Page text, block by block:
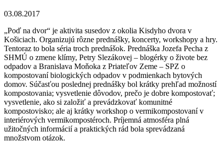
03.08.2017
„Poď na dvor“ je aktivita susedov z okolia Kisdyho dvora v
Košiciach. Organizujú rôzne prednášky, koncerty, workshopy a hry.
Tentoraz to bola séria troch prednášok. Prednáška Jozefa Pecha z
SHMÚ o zmene klímy, Petry Slezákovej – blogérky o živote bez
odpadov a Branislava Moňoka z Priateľov Zeme – SPZ o
kompostovaní biologických odpadov v podmienkach bytových
domov. Súčasťou poslednej prednášky bol krátky prehľad možností
kompostovania; vysvetlenie dôvodov, prečo je dobre kompostovať;
vysvetlenie, ako si založiť a prevádzkovať komunitné
kompostovisko; ale aj krátky workshop o vermikompostovaní v
interiérových vermikompostéroch. Príjemná atmosféra plná
užitočných informácií a praktických rád bola sprevádzaná
množstvom otázok.